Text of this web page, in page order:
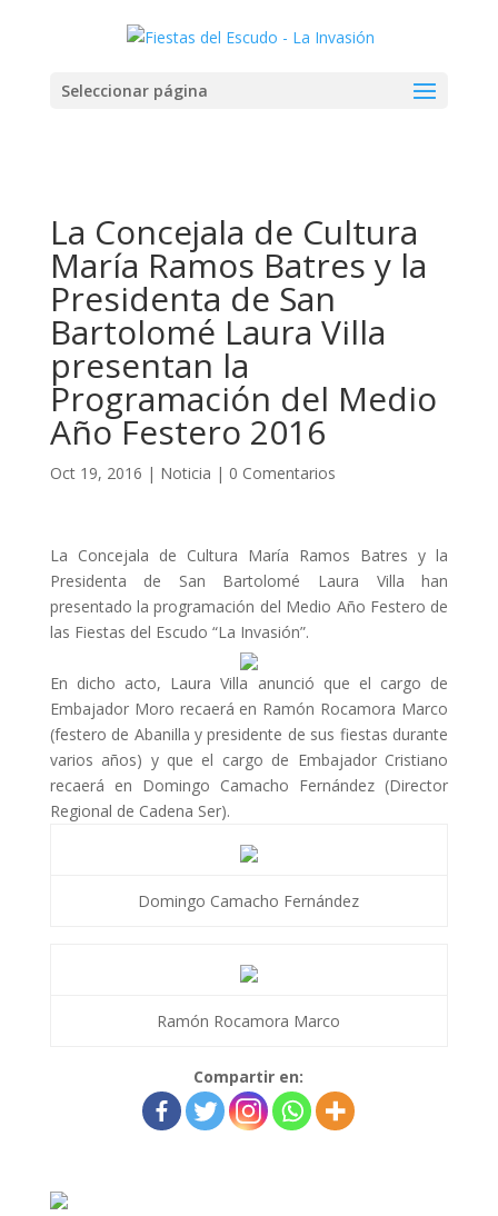
Seleccionar página
La Concejala de Cultura
María Ramos Batres y la
Presidenta de San
Bartolomé Laura Villa
presentan la
Programación del Medio
Año Festero 2016
Oct 19, 2016 | Noticia | 0 Comentarios
La Concejala de Cultura María Ramos Batres y la
Presidenta de San Bartolomé Laura Villa han
presentado la programación del Medio Año Festero de
las Fiestas del Escudo “La Invasión”.
En dicho acto, Laura Villa anunció que el cargo de
Embajador Moro recaerá en Ramón Rocamora Marco
(festero de Abanilla y presidente de sus fiestas durante
varios años) y que el cargo de Embajador Cristiano
recaerá en Domingo Camacho Fernández (Director
Regional de Cadena Ser).
Domingo Camacho Fernández
Ramón Rocamora Marco
Compartir en: